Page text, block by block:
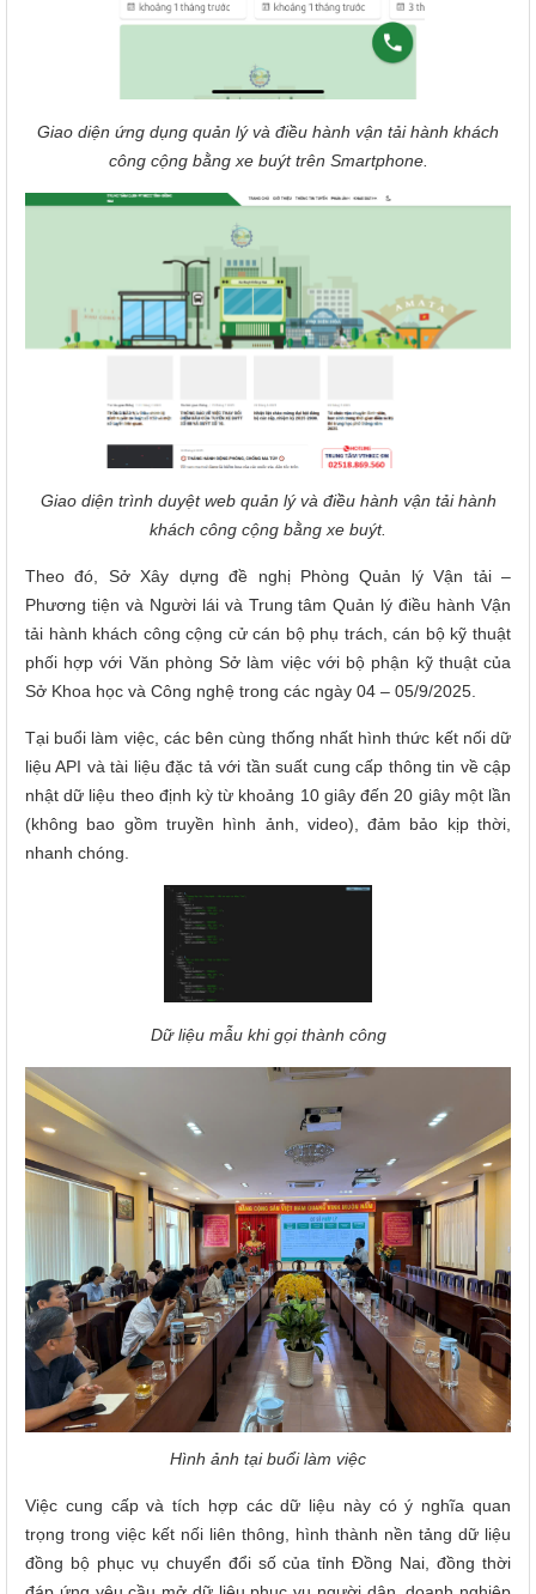
Giao diện ứng dụng quản lý và điều hành vận tải hành khách
công cộng bằng xe buýt trên Smartphone.
Giao diện trình duyệt web quản lý và điều hành vận tải hành
khách công cộng bằng xe buýt.
Theo đó, Sở Xây dựng đề nghị Phòng Quản lý Vận tải –
Phương tiện và Người lái và Trung tâm Quản lý điều hành Vận
tải hành khách công cộng cử cán bộ phụ trách, cán bộ kỹ thuật
phối hợp với Văn phòng Sở làm việc với bộ phận kỹ thuật của
Sở Khoa học và Công nghệ trong các ngày 04 – 05/9/2025.
Tại buổi làm việc, các bên cùng thống nhất hình thức kết nối dữ
liệu API và tài liệu đặc tả với tần suất cung cấp thông tin về cập
nhật dữ liệu theo định kỳ từ khoảng 10 giây đến 20 giây một lần
(không bao gồm truyền hình ảnh, video), đảm bảo kịp thời,
nhanh chóng.
Dữ liệu mẫu khi gọi thành công
Hình ảnh tại buổi làm việc
Việc cung cấp và tích hợp các dữ liệu này có ý nghĩa quan
trọng trong việc kết nối liên thông, hình thành nền tảng dữ liệu
đồng bộ phục vụ chuyển đổi số của tỉnh Đồng Nai, đồng thời